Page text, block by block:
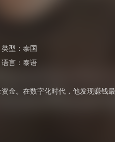
类型： 泰国
语言： 泰语
金。在数字化时代，他发现赚钱